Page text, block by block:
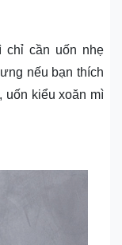
chỉ cần uốn nhẹ
nếu bạn thích
uốn kiểu xoăn mì